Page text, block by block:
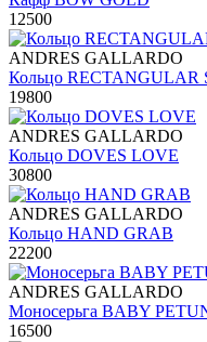
12500
ANDRES GALLARDO
Кольцо RECTANGULAR
19800
ANDRES GALLARDO
Кольцо DOVES LOVE
30800
ANDRES GALLARDO
Кольцо HAND GRAB
22200
ANDRES GALLARDO
Моносерьга BABY
16500